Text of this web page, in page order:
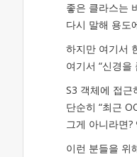
좋은 클라스는
다시 말해 용도
하지만 여기서
여기서 “신경
S3 객체에 접근
단순히 “최근
그게 아니라면
이런 분들을 위